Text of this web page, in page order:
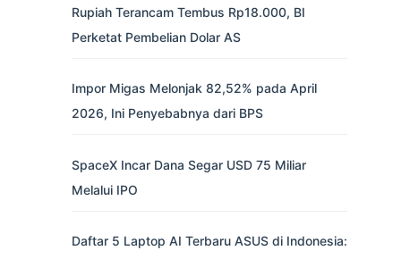
Rupiah Terancam Tembus Rp18.000, BI
Perketat Pembelian Dolar AS
Impor Migas Melonjak 82,52% pada April
2026, Ini Penyebabnya dari BPS
SpaceX Incar Dana Segar USD 75 Miliar
Melalui IPO
Daftar 5 Laptop AI Terbaru ASUS di Indonesia: